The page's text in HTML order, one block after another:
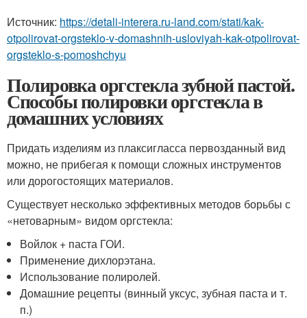
Источник: https://detali-interera.ru-land.com/stati/kak-
otpolirovat-orgsteklo-v-domashnih-usloviyah-kak-otpolirovat-
orgsteklo-s-pomoshchyu
Полировка оргстекла зубной пастой.
Способы полировки оргстекла в
домашних условиях
Придать изделиям из плаксигласса первозданный вид
можно, не прибегая к помощи сложных инструментов
или дорогостоящих материалов.
Существует несколько эффективных методов борьбы с
«нетоварным» видом оргстекла:
Войлок + паста ГОИ.
Применение дихлорэтана.
Использование полиролей.
Домашние рецепты (винный уксус, зубная паста и т.
п.)